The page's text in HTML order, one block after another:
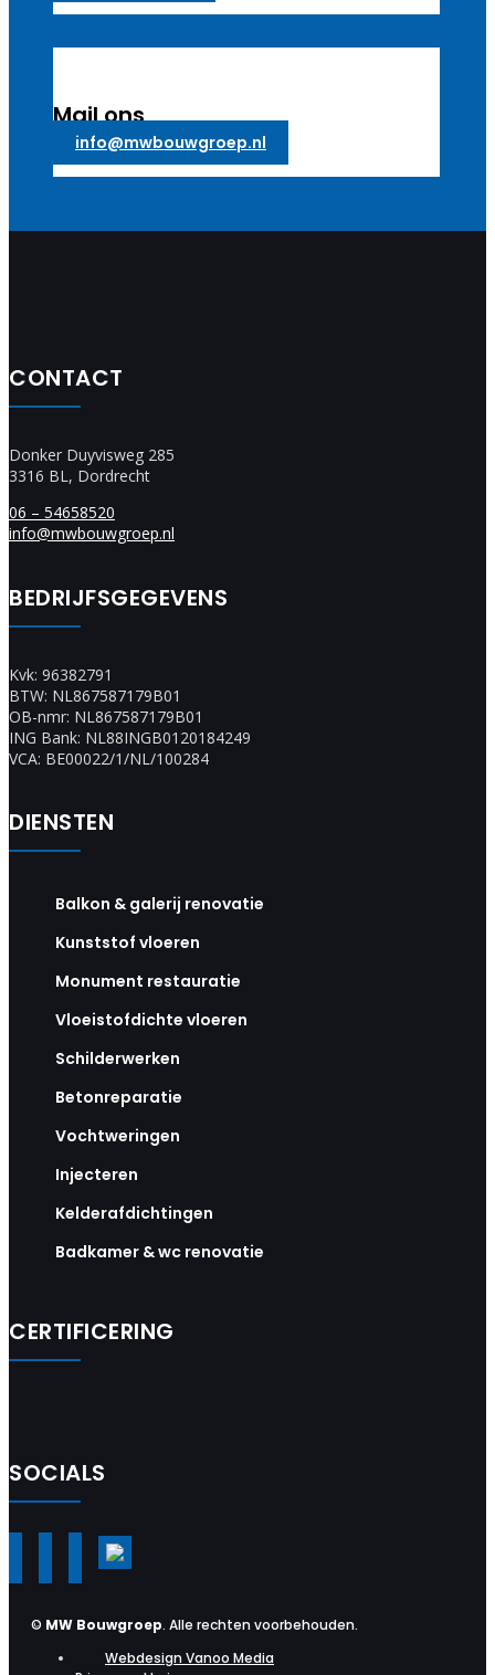
Mail ons
info@mwbouwgroep.nl
CONTACT
Donker Duyvisweg 285
3316 BL, Dordrecht
06 – 54658520
info@mwbouwgroep.nl
BEDRIJFSGEGEVENS
Kvk: 96382791
BTW: NL867587179B01
OB-nmr: NL867587179B01
ING Bank: NL88INGB0120184249
VCA: BE00022/1/NL/100284
DIENSTEN
Balkon & galerij renovatie
Kunststof vloeren
Monument restauratie
Vloeistofdichte vloeren
Schilderwerken
Betonreparatie
Vochtweringen
Injecteren
Kelderafdichtingen
Badkamer & wc renovatie
CERTIFICERING
SOCIALS
© MW Bouwgroep. Alle rechten voorbehouden.
Webdesign Vanoo Media